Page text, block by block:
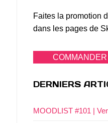
Faites la promotion
dans les pages de
COMMANDER
DERNIERS
MOODLIST #101 |